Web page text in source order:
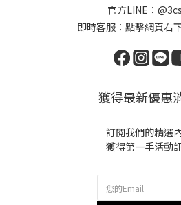
官方LINE：
即時客服：點擊網頁右
獲得最新優惠
訂閱我們的精選
獲得第一手活動